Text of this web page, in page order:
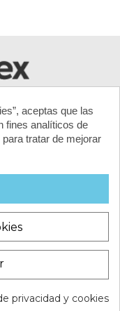
y condiciones |
| Mapa del Sitio
aceptas que las
fines analíticos de
tratar de mejorar
privacidad y cookies